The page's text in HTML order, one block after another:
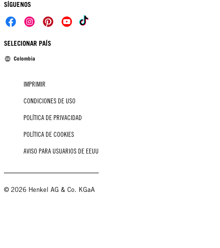
SÍGUENOS
SELECIONAR PAÍS
Colombia
IMPRIMIR
CONDICIONES DE USO
POLÍTICA DE PRIVACIDAD
POLÍTICA DE COOKIES
AVISO PARA USUARIOS DE EEUU
© 2026 Henkel AG & Co. KGaA